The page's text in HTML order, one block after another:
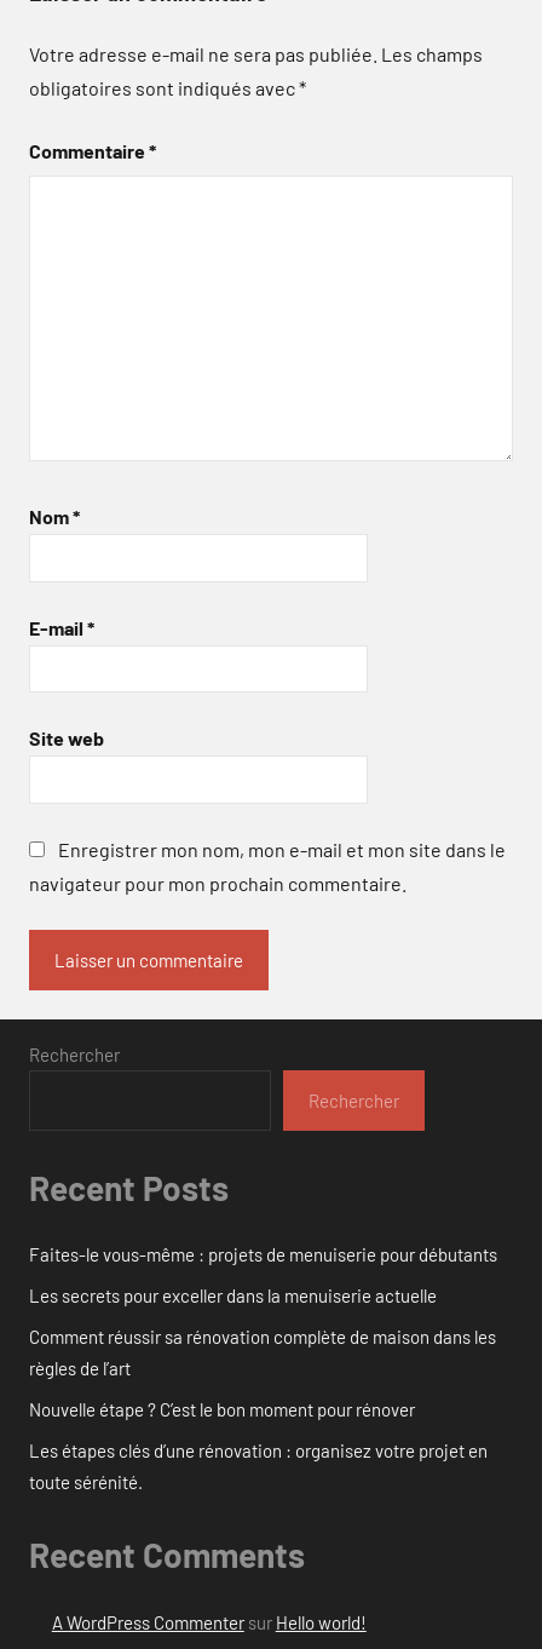
Votre adresse e-mail ne sera pas publiée. Les champs
obligatoires sont indiqués avec*
Commentaire*
Nom*
E-mail *
Site web
Enregistrer mon nom, mon e-mail et mon site dans le
navigateur pour mon prochain commentaire.
Rechercher
Rechercher
Recent Posts
Faites-le vous-même : projets de menuiserie pour débutants
Les secrets pour exceller dans la menuiserie actuelle
Comment réussir sa rénovation complète de maison dans les
règles de l’art
Nouvelle étape ? C’est le bon moment pour rénover
Les étapes clés d’une rénovation : organisez votre projet en
toute sérénité.
Recent Comments
A WordPress Commentersur Hello world!